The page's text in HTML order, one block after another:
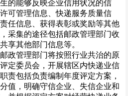
的能够反映企业信用状况的信
可管理信息、快递服务质量信
任信息、获得表彰或奖励等其他
采集的途径包括邮政管理部门收
享其他部门信息等。
管理部门将按照行业共治的原
定委员会，开展辖区内快递业信
责包括负责编制年度评定方案，
值，明确守信企业、失信企业和